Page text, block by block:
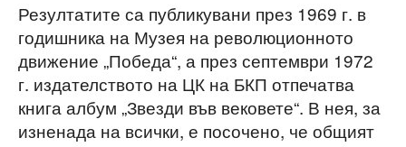
Резултатите са публикувани през 1969 г. в
годишника на Музея на революционното
движение „Победа“, а през септември 1972
г. издателството на ЦК на БКП отпечатва
книга албум „Звезди във вековете“. В нея, за
изненада на всички, е посочено, че общият